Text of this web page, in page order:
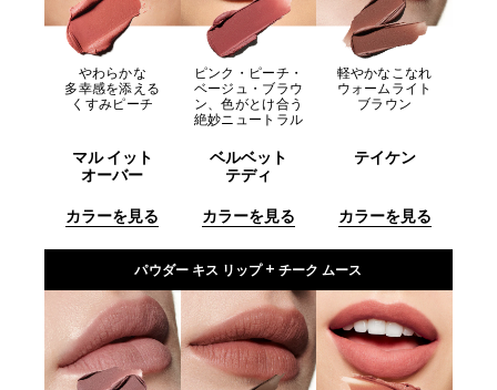
やわらかな
多幸感を添える
くすみピーチ
マル イット
オーバー
カラーを見る
ピンク・ピーチ・
ベージュ・ブラウ
ン、色がとけ合う
絶妙ニュートラル
ベルベット
テディ
カラーを見る
軽やかなこなれ
ウォームライト
ブラウン
テイケン
カラーを見る
パウダー キス リップ + チーク ムース